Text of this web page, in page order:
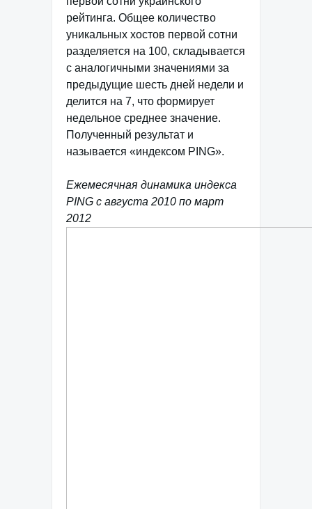
рейтинга. Общее количество
уникальных хостов первой сотни
разделяется на 100, складывается
с аналогичными значениями за
предыдущие шесть дней недели и
делится на 7, что формирует
недельное среднее значение.
Полученный результат и
называется «индексом PING».
Ежемесячная динамика индекса
PING с августа 2010 по март
2012